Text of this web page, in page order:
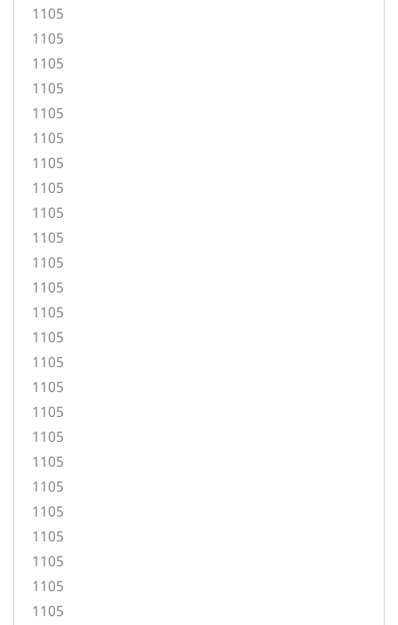
1105
1105
1105
1105
1105
1105
1105
1105
1105
1105
1105
1105
1105
1105
1105
1105
1105
1105
1105
1105
1105
1105
1105
1105
1105